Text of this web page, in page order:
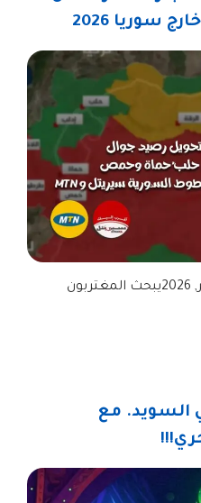
2026
آخر تحديث للمقال: 15 فبراير, 2026يبحث المغتربون
مع